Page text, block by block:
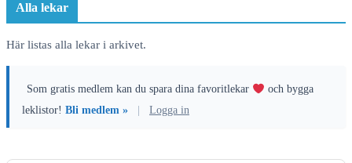
Alla lekar
Här listas alla lekar i arkivet.
Som gratis medlem kan du spara dina favoritlekar
och bygga
leklistor! Bli medlem » Logga in